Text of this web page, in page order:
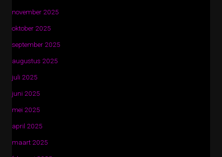
november 2025
oktober 2025
september 2025
augustus 2025
juli 2025
juni 2025
mei 2025
april 2025
maart 2025